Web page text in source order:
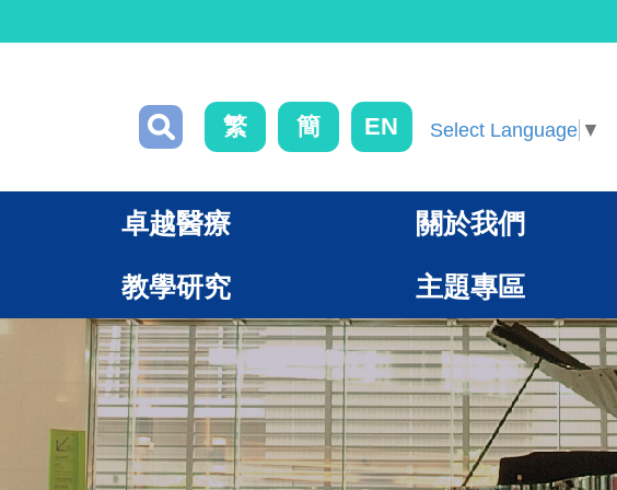
繁 簡 EN Select Language ▼
卓越醫療 關於我們
教學研究 主題專區